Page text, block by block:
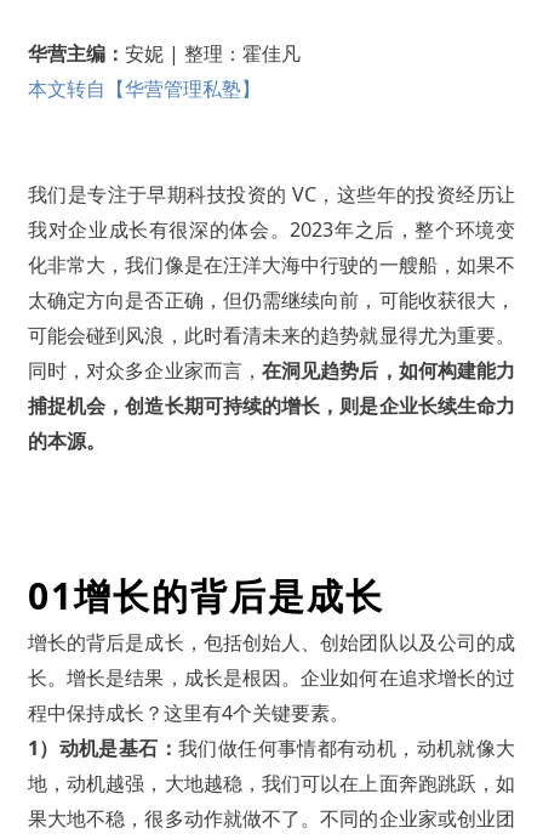
华营主编： 安妮 | 整理：霍佳凡
本文转自【华营管理私塾】
我们是专注于早期科技投资的 VC，这些年的投资经历让
我对企业成长有很深的体会。2023年之后，整个环境变
化非常大，我们像是在汪洋大海中行驶的一艘船，如果不
太确定方向是否正确，但仍需继续向前，可能收获很大，
可能会碰到风浪，此时看清未来的趋势就显得尤为重要。
同时，对众多企业家而言， 在洞见趋势后，如何构建能力
捕捉机会，创造长期可持续的增长，则是企业长续生命力
的本源。
01增长的背后是成长
增长的背后是成长，包括创始人、创始团队以及公司的成
长。增长是结果，成长是根因。企业如何在追求增长的过
程中保持成长？这里有4个关键要素。
1）动机是基石： 我们做任何事情都有动机，动机就像大
地，动机越强，大地越稳，我们可以在上面奔跑跳跃，如
果大地不稳，很多动作就做不了。不同的企业家或创业团